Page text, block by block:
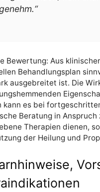
Bewertung: Aus
Behandlungsplan
ausgebreitet ist. Die
kann es bei
Beratung in
Therapien dienen,
der Heilung und